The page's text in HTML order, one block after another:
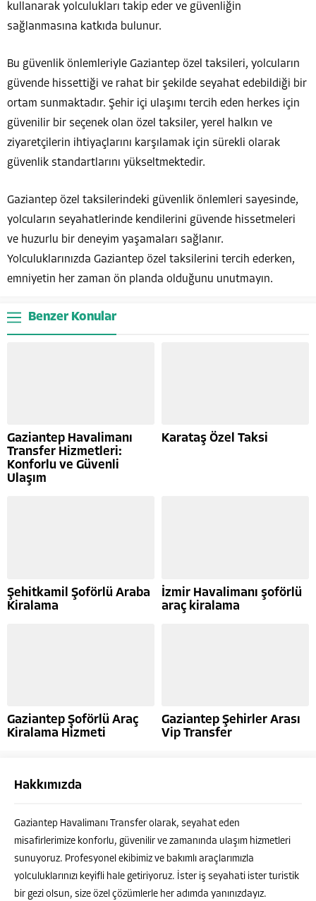
kullanarak yolculukları takip eder ve güvenliğin
sağlanmasına katkıda bulunur.
Bu güvenlik önlemleriyle Gaziantep özel taksileri, yolcuların
güvende hissettiği ve rahat bir şekilde seyahat edebildiği bir
ortam sunmaktadır. Şehir içi ulaşımı tercih eden herkes için
güvenilir bir seçenek olan özel taksiler, yerel halkın ve
ziyaretçilerin ihtiyaçlarını karşılamak için sürekli olarak
güvenlik standartlarını yükseltmektedir.
Gaziantep özel taksilerindeki güvenlik önlemleri sayesinde,
yolcuların seyahatlerinde kendilerini güvende hissetmeleri
ve huzurlu bir deneyim yaşamaları sağlanır.
Yolculuklarınızda Gaziantep özel taksilerini tercih ederken,
emniyetin her zaman ön planda olduğunu unutmayın.
Benzer Konular
Gaziantep Havalimanı
Transfer Hizmetleri:
Konforlu ve Güvenli
Ulaşım
Karataş Özel Taksi
Şehitkamil Şoförlü Araba
Kiralama
İzmir Havalimanı şoförlü
araç kiralama
Gaziantep Şoförlü Araç
Kiralama Hizmeti
Gaziantep Şehirler Arası
Vip Transfer
Hakkımızda
Gaziantep Havalimanı Transfer olarak, seyahat eden
misafirlerimize konforlu, güvenilir ve zamanında ulaşım hizmetleri
sunuyoruz. Profesyonel ekibimiz ve bakımlı araçlarımızla
yolculuklarınızı keyifli hale getiriyoruz. İster iş seyahati ister turistik
bir gezi olsun, size özel çözümlerle her adımda yanınızdayız.
Ahmet ÇELEBİ